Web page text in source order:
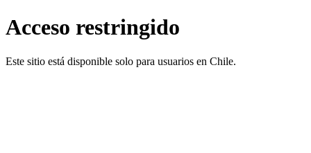
Acceso restringido
Este sitio está disponible solo para usuarios en Chile.